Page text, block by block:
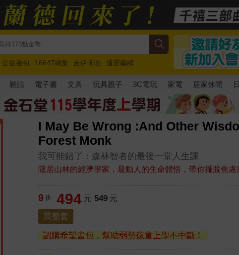
公益書包 16647續集 吉伊卡哇
通靈藥師
馬斯克 玩具總動員5 超慢跑
雜誌 電子書 文具 玩具親子 3C電玩 家電 居家休閒
I May Be Wrong :And Other
Forest Monk
我可能錯了：森林智者的最後一堂人生課
隱居山林的經濟學家，最動人的生命體悟，帶你擺脫焦慮
9 折 494 元 549 元
買整套
認購希望書包，幫助弱勢孩童上學不中斷！